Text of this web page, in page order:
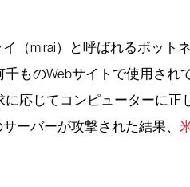
（mirai）と呼ばれるボット
ものWebサイトで使用され
応じてコンピューターに正
ーバーが攻撃された結果、